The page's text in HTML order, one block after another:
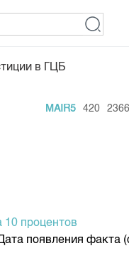
драг. металлам
аукционов по ГЦБ
в ГЦБ
MAIR5 420 2366
процентов
появления факта